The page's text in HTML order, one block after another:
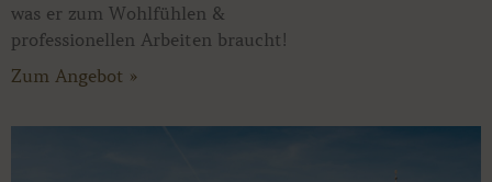
was er zum Wohlfühlen &
professionellen Arbeiten braucht!
Zum Angebot »